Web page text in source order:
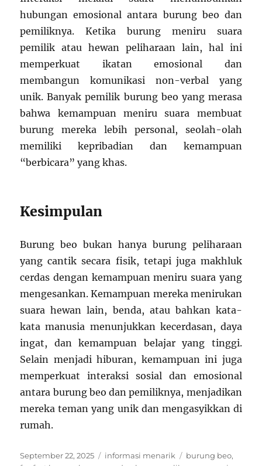
hubungan emosional antara burung beo dan
pemiliknya. Ketika burung meniru suara
pemilik atau hewan peliharaan lain, hal ini
memperkuat ikatan emosional dan
membangun komunikasi non-verbal yang
unik. Banyak pemilik burung beo yang merasa
bahwa kemampuan meniru suara membuat
burung mereka lebih personal, seolah-olah
memiliki kepribadian dan kemampuan
“berbicara” yang khas.
Kesimpulan
Burung beo bukan hanya burung peliharaan
yang cantik secara fisik, tetapi juga makhluk
cerdas dengan kemampuan meniru suara yang
mengesankan. Kemampuan mereka menirukan
suara hewan lain, benda, atau bahkan kata-
kata manusia menunjukkan kecerdasan, daya
ingat, dan kemampuan belajar yang tinggi.
Selain menjadi hiburan, kemampuan ini juga
memperkuat interaksi sosial dan emosional
antara burung beo dan pemiliknya, menjadikan
mereka teman yang unik dan mengasyikkan di
rumah.
Posted
September 22, 2025 Categories
informasi menarik Tags
burung beo,